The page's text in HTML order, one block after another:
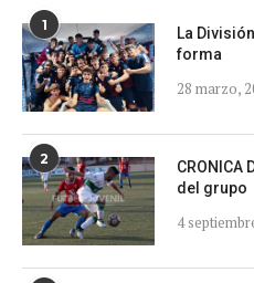
1
La
forma
28 marzo,
2
CRONICA
del grupo
4